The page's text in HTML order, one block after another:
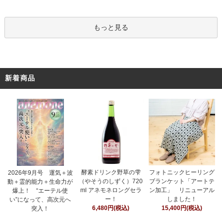
もっと見る
新着商品
2026年9月号 運気＋波
動＋霊的能力＋生命力が
爆上！ “エーテル使
い”になって、高次元へ
突入！
酵素ドリンク野草の雫
（やそうのしずく）720
ml アネモネロングセラ
ー！
6,480円(税込)
フォトニックヒーリング
ブランケット「アートテ
ン加工」 リニューアル
しました！
15,400円(税込)